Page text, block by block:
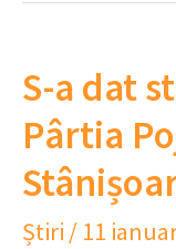
S-a dat
Pârtia
Știri / 11